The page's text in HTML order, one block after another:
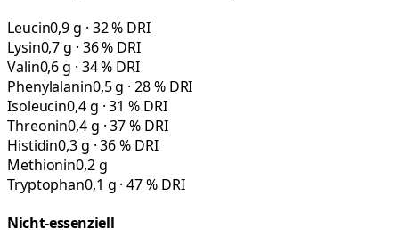
Leucin0,9 g · 32 % DRI
Lysin0,7 g · 36 % DRI
Valin0,6 g · 34 % DRI
Phenylalanin0,5 g · 28 % DRI
Isoleucin0,4 g · 31 % DRI
Threonin0,4 g · 37 % DRI
Histidin0,3 g · 36 % DRI
Methionin0,2 g
Tryptophan0,1 g · 47 % DRI
Nicht-essenziell